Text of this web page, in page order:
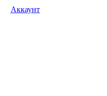
Аккаунт